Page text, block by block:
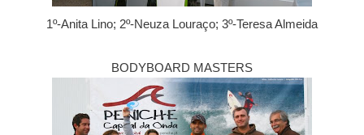
1º-Anita Lino; 2º-Neuza Louraço; 3º-Teresa Almeida
BODYBOARD MASTERS